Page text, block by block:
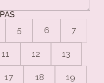
5 6 7
11 12 13
17 18 19